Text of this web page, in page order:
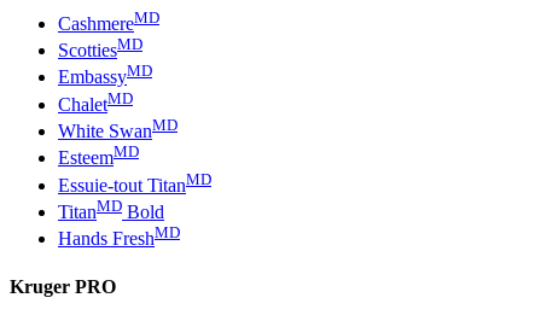
CashmereMD
ScottiesMD
EmbassyMD
ChaletMD
White SwanMD
EsteemMD
Essuie-tout TitanMD
TitanMD Bold
Hands FreshMD
Kruger PRO